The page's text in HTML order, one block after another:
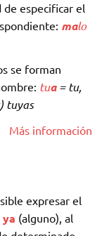
de especificar el
malo
se forman
tua= tu,
tuyas
Más información
expresar el
ya (alguno), al